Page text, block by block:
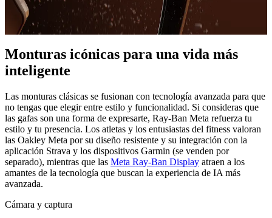
Monturas icónicas para una vida más
inteligente
Las monturas clásicas se fusionan con tecnología avanzada para que
no tengas que elegir entre estilo y funcionalidad. Si consideras que
las gafas son una forma de expresarte, Ray-Ban Meta refuerza tu
estilo y tu presencia. Los atletas y los entusiastas del fitness valoran
las Oakley Meta por su diseño resistente y su integración con la
aplicación Strava y los dispositivos Garmin (se venden por
separado), mientras que las Meta Ray-Ban Display atraen a los
amantes de la tecnología que buscan la experiencia de IA más
avanzada.
Cámara y captura